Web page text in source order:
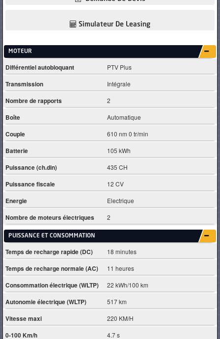
Simulateur De Leasing
MOTEUR
Différentiel autobloquant PTV Plus
Transmission Intégrale
Nombre de rapports 2
Boîte Automatique
Couple 610 nm 0 tr/min
Batterie 105 kWh
Puissance (ch.din) 435 CH
Puissance fiscale 12 CV
Energie Electrique
Nombre de moteurs électriques 2
PUISSANCE ET CONSOMMATION
Temps de recharge rapide (DC) 18 minutes
Temps de recharge normale (AC) 11 heures
Consommation électrique (WLTP) 22 kWh/100 km
Autonomie électrique (WLTP) 517 km
Vitesse maxi 220 KM/H
0-100 Km/h 4.7 s